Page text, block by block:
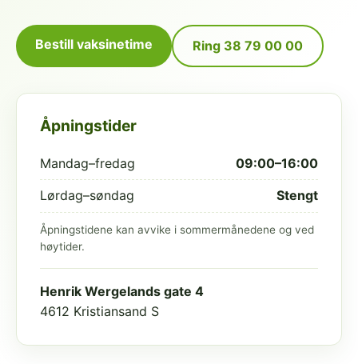
Bestill vaksinetime Ring 38 79 00 00
Åpningstider
Mandag–fredag 09:00–16:00
Lørdag–søndag Stengt
Åpningstidene kan avvike i sommermånedene og ved
høytider.
Henrik Wergelands gate 4
4612 Kristiansand S